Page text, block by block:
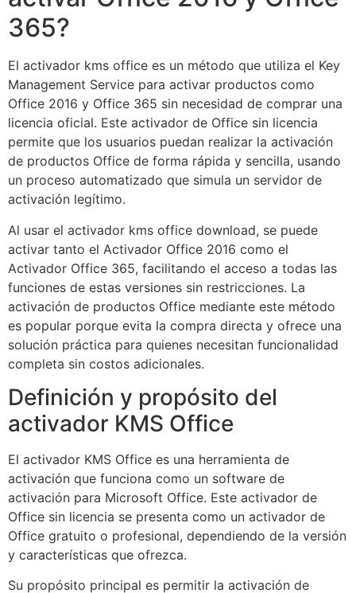
365?
El activador kms office es un método que utiliza el Key
Management Service para activar productos como
Office 2016 y Office 365 sin necesidad de comprar una
licencia oficial. Este activador de Office sin licencia
permite que los usuarios puedan realizar la activación
de productos Office de forma rápida y sencilla, usando
un proceso automatizado que simula un servidor de
activación legítimo.
Al usar el activador kms office download, se puede
activar tanto el Activador Office 2016 como el
Activador Office 365, facilitando el acceso a todas las
funciones de estas versiones sin restricciones. La
activación de productos Office mediante este método
es popular porque evita la compra directa y ofrece una
solución práctica para quienes necesitan funcionalidad
completa sin costos adicionales.
Definición y propósito del
activador KMS Office
El activador KMS Office es una herramienta de
activación que funciona como un software de
activación para Microsoft Office. Este activador de
Office sin licencia se presenta como un activador de
Office gratuito o profesional, dependiendo de la versión
y características que ofrezca.
Su propósito principal es permitir la activación de